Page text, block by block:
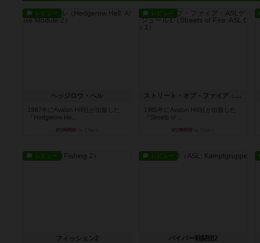
レビュー
ヘッジロウ・ヘル
1987年にAvalon Hill社が出版した
『Hedgerow He...
約1時間前
レビュー
ストリート・オブ・ファイア：ASLデラックスモジュール1
1985年にAvalon Hill社が出版した
『Streets of ...
約1時間前
レビュー
フィッシェン2
レビュー
パイパー戦闘団2